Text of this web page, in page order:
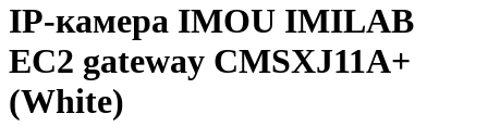
IP-камера IMOU IMILAB
EC2 gateway CMSXJ11A+
(White)